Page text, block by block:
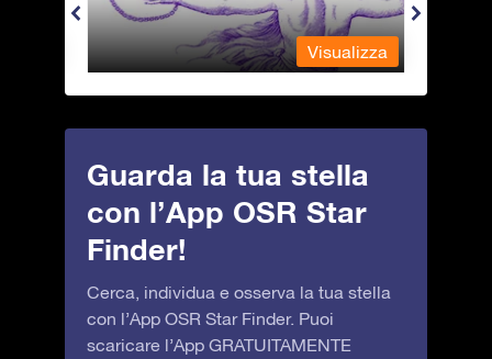
Visualizza
Guarda la tua stella
con l’App OSR Star
Finder!
Cerca, individua e osserva la tua stella
con l’App OSR Star Finder. Puoi
scaricare l’App GRATUITAMENTE